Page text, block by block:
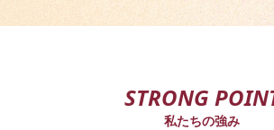
STRONG
私たちの強み